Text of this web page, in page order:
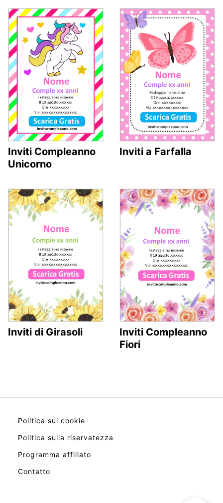
Inviti Compleanno
Unicorno
Inviti a Farfalla
Inviti di Girasoli
Inviti Compleanno
Fiori
Politica sui cookie
Politica sulla riservatezza
Programma affiliato
Contatto